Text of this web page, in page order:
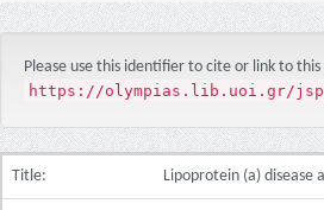
Please use this identifier to cite or link to
https://olympias.lib.uoi.gr/
Title: Lipoprotein (a) disease